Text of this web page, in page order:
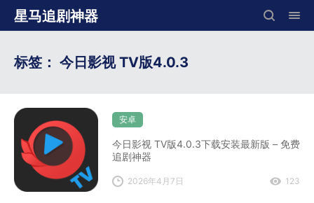
星马追剧神器
标签： 今日影视 TV版4.0.3
安卓
今日影视 TV版4.0.3下载安装最新版 – 免费
追剧神器
2026年4月7日 123